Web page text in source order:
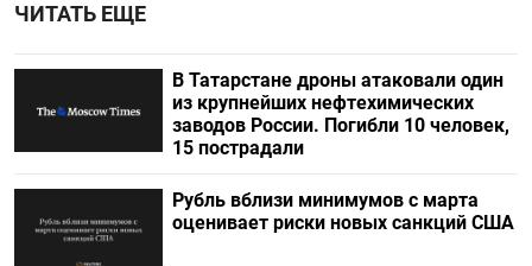
ЧИТАТЬ ЕЩЕ
В Татарстане дроны атаковали один
из крупнейших нефтехимических
заводов России. Погибли 10 человек,
15 пострадали
Рубль вблизи минимумов с марта
оценивает риски новых санкций США